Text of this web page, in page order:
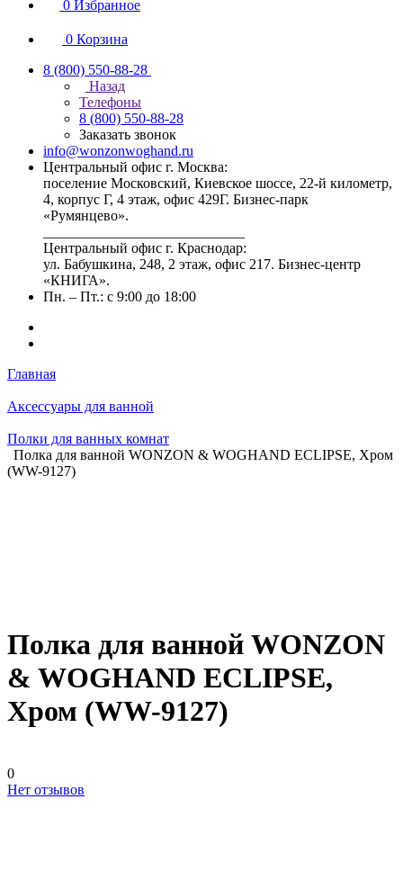
0 Избранное
0 Корзина
8 (800) 550-88-28
Назад
Телефоны
8 (800) 550-88-28
Заказать звонок
info@wonzonwoghand.ru
Центральный офис г. Москва:
поселение Московский, Киевское шоссе, 22-й километр,
4, корпус Г, 4 этаж, офис 429Г. Бизнес-парк
«Румянцево».
Центральный офис г. Краснодар:
ул. Бабушкина, 248, 2 этаж, офис 217. Бизнес-центр
«КНИГА».
Пн. – Пт.: с 9:00 до 18:00
Главная
Аксессуары для ванной
Полки для ванных комнат
Полка для ванной WONZON & WOGHAND ECLIPSE, Хром
(WW-9127)
Полка для ванной WONZON
& WOGHAND ECLIPSE,
Хром (WW-9127)
0
Нет отзывов